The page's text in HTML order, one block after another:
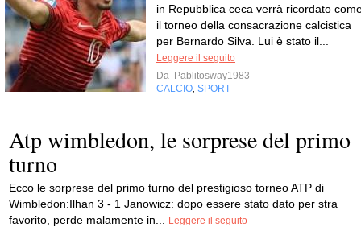
in Repubblica ceca verrà ricordato
il torneo della consacrazione calcistica
per Bernardo Silva. Lui è stato il...
Leggere il seguito
Da Pablitosway1983
CALCIO SPORT
Atp wimbledon, le sorprese del primo
turno
Ecco le sorprese del primo turno del prestigioso torneo ATP di
Wimbledon:Ilhan 3 - 1 Janowicz: dopo essere stato dato per stra
favorito, perde malamente in...
Leggere il seguito